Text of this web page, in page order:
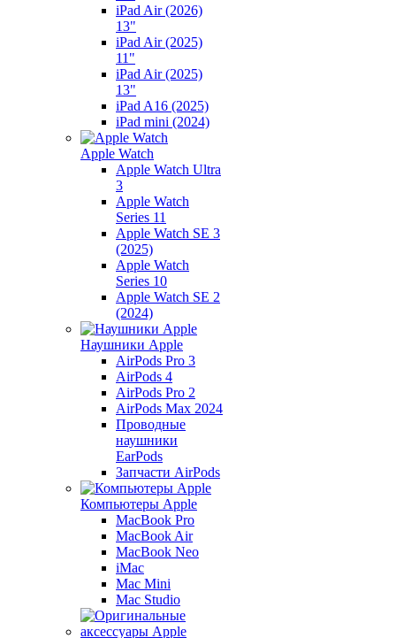
iPad Air (2026)
13"
iPad Air (2025)
11"
iPad Air (2025)
13"
iPad A16 (2025)
iPad mini (2024)
Apple Watch
Apple Watch Ultra
3
Apple Watch
Series 11
Apple Watch SE 3
(2025)
Apple Watch
Series 10
Apple Watch SE 2
(2024)
Наушники Apple
AirPods Pro 3
AirPods 4
AirPods Pro 2
AirPods Max 2024
Проводные
наушники
EarPods
Запчасти AirPods
Компьютеры Apple
MacBook Pro
MacBook Air
MacBook Neo
iMac
Mac Mini
Mac Studio